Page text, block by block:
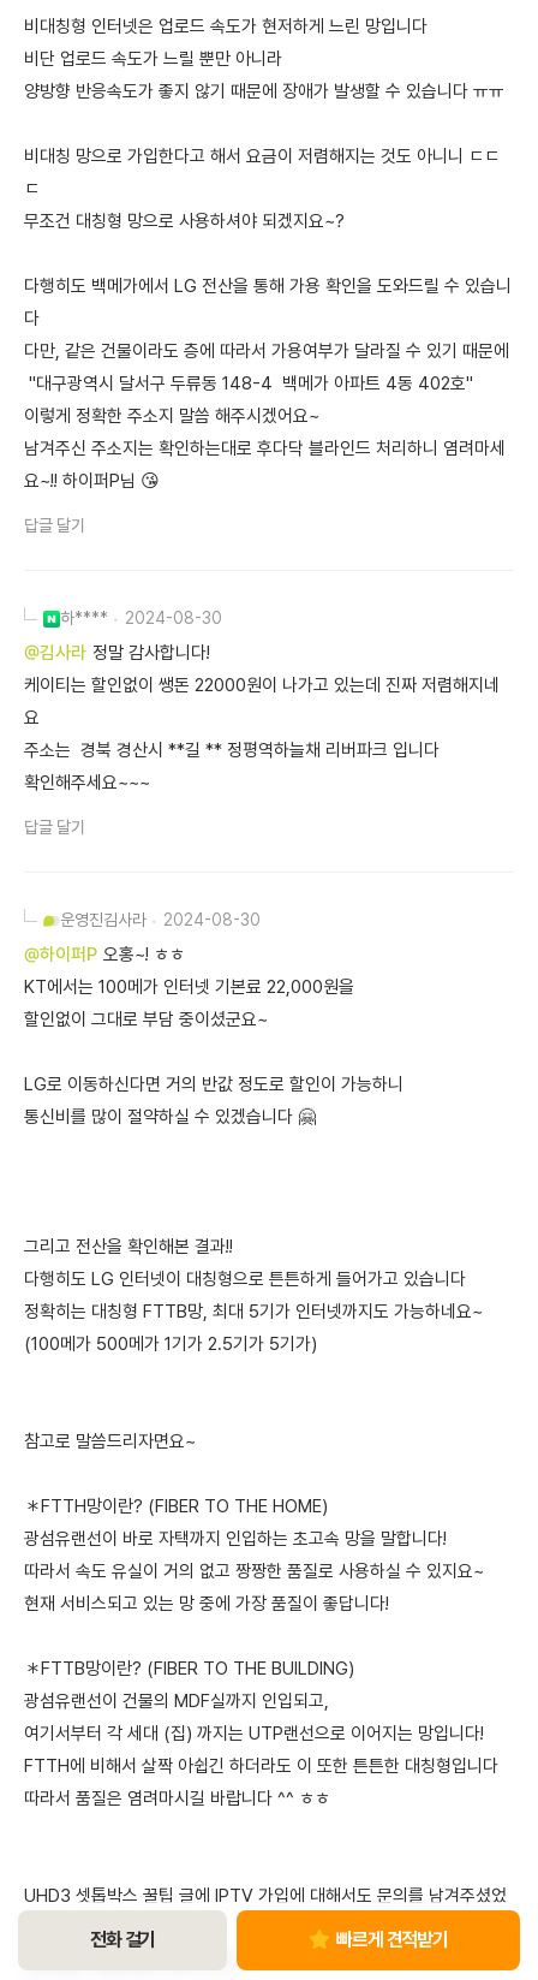
비대칭형 인터넷은 업로드 속도가 현저하게 느린 망입니다
비단 업로드 속도가 느릴 뿐만 아니라
양방향 반응속도가 좋지 않기 때문에 장애가 발생할 수 있습니다 ㅠㅠ
비대칭 망으로 가입한다고 해서 요금이 저렴해지는 것도 아니니 ㄷㄷ
ㄷ
무조건 대칭형 망으로 사용하셔야 되겠지요~?
다행히도 백메가에서 LG 전산을 통해 가용 확인을 도와드릴 수 있습니
다
다만, 같은 건물이라도 층에 따라서 가용여부가 달라질 수 있기 때문에
"대구광역시 달서구 두류동 148-4 백메가 아파트 4동 402호"
이렇게 정확한 주소지 말씀 해주시겠어요~
남겨주신 주소지는 확인하는대로 후다닥 블라인드 처리하니 염려마세
요~!! 하이퍼P님 😘
답글 달기
하**** 2024-08-30
@김사라 정말 감사합니다!
케이티는 할인없이 쌩돈 22000원이 나가고 있는데 진짜 저렴해지네
요
주소는 경북 경산시 **길 ** 정평역하늘채 리버파크 입니다
확인해주세요~~~
답글 달기
운영진김사라 2024-08-30
@하이퍼P 오홍~! ㅎㅎ
KT에서는 100메가 인터넷 기본료 22,000원을
할인없이 그대로 부담 중이셨군요~
LG로 이동하신다면 거의 반값 정도로 할인이 가능하니
통신비를 많이 절약하실 수 있겠습니다 🤗
그리고 전산을 확인해본 결과!!
다행히도 LG 인터넷이 대칭형으로 튼튼하게 들어가고 있습니다
정확히는 대칭형 FTTB망, 최대 5기가 인터넷까지도 가능하네요~
(100메가 500메가 1기가 2.5기가 5기가)
참고로 말씀드리자면요~
＊FTTH망이란? (FIBER TO THE HOME)
광섬유랜선이 바로 자택까지 인입하는 초고속 망을 말합니다!
따라서 속도 유실이 거의 없고 짱짱한 품질로 사용하실 수 있지요~
현재 서비스되고 있는 망 중에 가장 품질이 좋답니다!
＊FTTB망이란? (FIBER TO THE BUILDING)
광섬유랜선이 건물의 MDF실까지 인입되고,
여기서부터 각 세대 (집) 까지는 UTP랜선으로 이어지는 망입니다!
FTTH에 비해서 살짝 아쉽긴 하더라도 이 또한 튼튼한 대칭형입니다
따라서 품질은 염려마시길 바랍니다 ^^ ㅎㅎ
UHD3 셋톱박스 꿀팁 글에 IPTV 가입에 대해서도 문의를 남겨주셨었
3년 동안 사용하실 서비스이니
전화 걸기 빠르게 견적받기